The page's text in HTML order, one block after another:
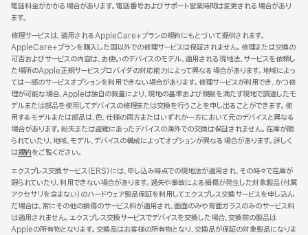
電話料金がかかる場合があります。電話番号およびサポート営業時間は変更される場合があり
ます。
修理サービスは、適用されるAppleCare+プランの規約にもとづいて提供されます。
AppleCare+プランを購入した国以外での修理サービスは保証されません。修理または交換の
可否およびサービスの内容は、お使いのデバイスのモデル、適用される現地法、サービスを依頼し
た場所のApple正規サービスプロバイダの対応能力によって異なる場合があります。地域によっ
ては一部のサービスオプションを利用できない場合があります。修理サービスが利用でき、かつ修
理が可能な場合、Appleは独自の裁量により、現地の基準および規制を満たす現地で調達したモ
デルまたは部品を使用してデバイスの修理または交換を行うことを申し出ることができます。使
用するモデルまたは部品は、色、仕様の両方またはいずれか一方において元のデバイスと異なる
場合があります。紛失または盗難にあったデバイスの海外での交換は保証されません。在庫が限
られていたり、地域、モデル、デバイスの構成によってオプションが異なる場合があります。詳しく
は規約${translate.store.a11y.opens_new_window}
をご覧ください。
エクスプレス交換サービス（ERS）には、申し込み時点での現地法が適用され、その時々で在庫が
限られていたり、利用できない場合があります。過失や事故による損傷が発生した対象製品（付属
アクセサリを含まない）のハードウェア製品保証を利用してエクスプレス交換サービスを申し込ん
だ場合は、常にその他の損傷のサービス料が適用され、画面のみや背面ガラスのみのサービス料
は適用されません。エクスプレス交換サービスでデバイスを交換した場合、交換前の製品は
Appleの所有物となります。交換品はお客様の所有物となり、交換品が保証の対象製品になりま